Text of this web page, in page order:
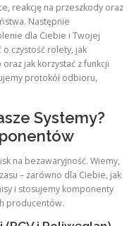
reakcję na przeszkody oraz
Następnie
dla Ciebie i Twojej
o czystość rolety, jak
jak korzystać z funkcji
protokół odbioru,
Systemy?
na bezawaryjność. Wiemy,
– zarówno dla Ciebie, jak
i stosujemy komponenty
producentów.